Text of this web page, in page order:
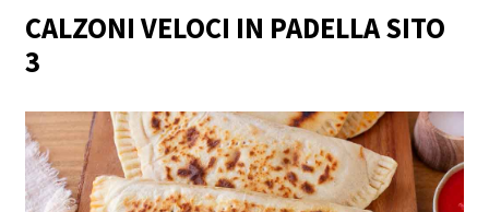
CALZONI VELOCI IN PADELLA SITO
3